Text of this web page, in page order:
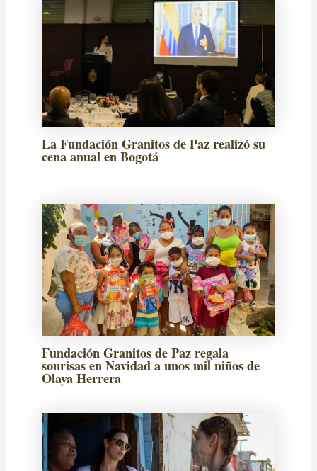
La Fundación Granitos de Paz realizó su
cena anual en Bogotá
Fundación Granitos de Paz regala
sonrisas en Navidad a unos mil niños de
Olaya Herrera